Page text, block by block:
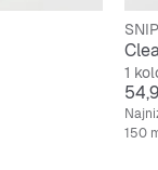
1
150